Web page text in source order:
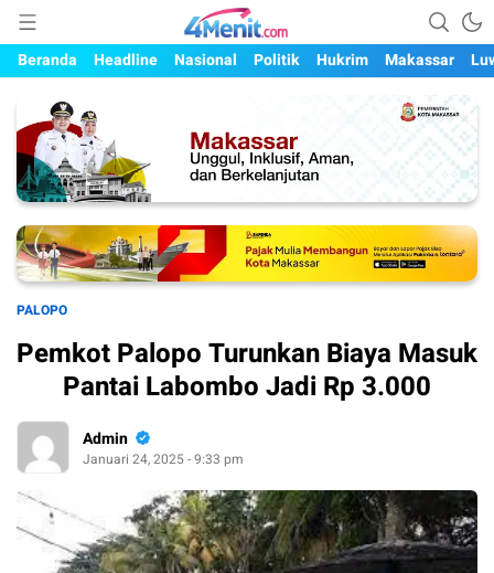
4menit.com
Mengungkap Kisah, Setiap Hari
Beranda
Headline Nasional Politik Hukrim Makassar
PALOPO
Pemkot Palopo Turunkan Biaya Masuk
Pantai Labombo Jadi Rp 3.000
Admin
Januari 24, 2025 - 9:33 pm